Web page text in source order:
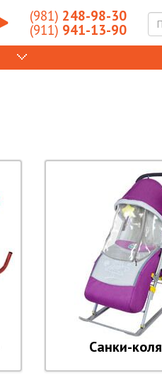
(981) 248-98-30
(911) 941-13-90
Санки-